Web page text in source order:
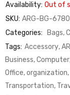
Availability: Out of
SKU: ARG-BG-
Categories: Bags,
Tags: Accessory,
Business,Computer
Office,organization,
Transportation,